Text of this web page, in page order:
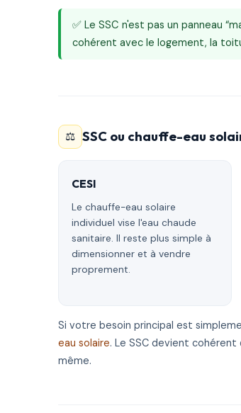
✅ Le SSC n'est pas un panneau
cohérent avec le logement, la
⚖️ SSC ou chauffe-eau
CESI
Le chauffe-eau solaire
individuel vise l'eau chaude
sanitaire. Il reste plus simple à
dimensionner et à vendre
proprement.
Si votre besoin principal est
eau solaire. Le SSC devient
même.